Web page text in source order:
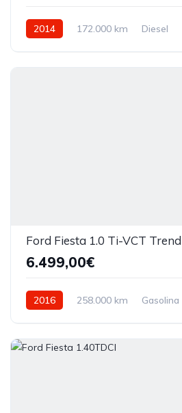
2014 172.000 km Diesel
Ford Fiesta 1.0 Ti-VCT Trend
6.499,00€
2016 258.000 km Gasolina